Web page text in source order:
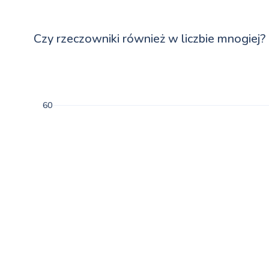
60
Czy rzeczowniki również w liczbie mnogiej?